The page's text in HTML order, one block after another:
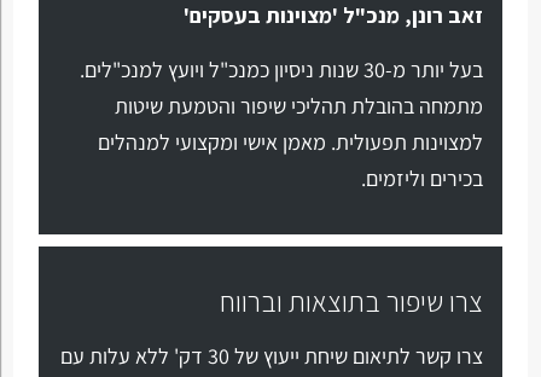
זאב רונן, מנכ"ל 'מצוינות בעסקים'
בעל יותר מ-30 שנות ניסיון כמנכ"ל ויועץ למנכ"לים.
מתמחה בהובלת תהליכי שיפור והטמעת שיטות
למצוינות תפעולית. מאמן אישי ומקצועי למנהלים
בכירים וליזמים.
צרו שיפור בתוצאות וברווח
צרו קשר לתיאום שיחת ייעוץ של 30 דק' ללא עלות עם